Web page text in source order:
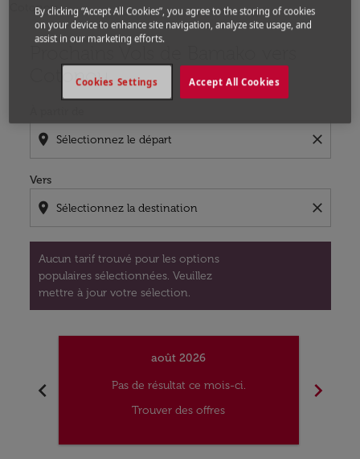
Cotonou
Prochains Vols de Bamako vers
Cotonou
location_on close
Vers
location_on close
Aucun tarif trouvé pour les options
populaires sélectionnées. Veuillez
mettre à jour votre sélection.
Aucun tarif trouvé pour les options populaires
chevron_left
août 2026
Pas de résultat ce mois-ci.
Trouver des offres
chevron_right
By clicking “Accept All Cookies”, you agree to the storing of cookies
on your device to enhance site navigation, analyze site usage, and
assist in our marketing efforts.
Accept All Cookies
Cookies Settings